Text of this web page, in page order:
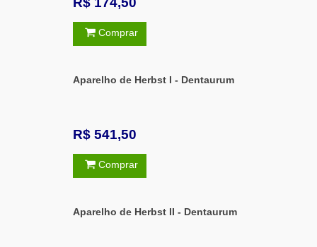
Comprar
Aparelho de Herbst I - Dentaurum
R$ 541,50
Comprar
Aparelho de Herbst II - Dentaurum